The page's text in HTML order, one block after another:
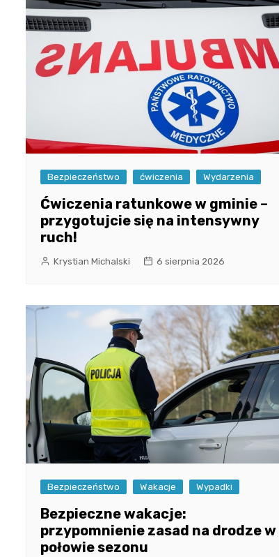
Bezpieczeństwo ćwiczenia Wydarzenia
Ćwiczenia ratunkowe w gminie –
przygotujcie się na intensywny
ruch!
Krystian Michalski 6 sierpnia 2026
Bezpieczeństwo Wakacje Wypadki
Bezpieczne wakacje:
przypomnienie zasad na drodze w
połowie sezonu